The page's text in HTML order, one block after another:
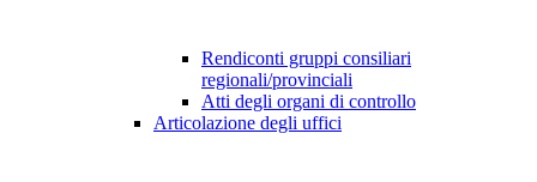
Rendiconti gruppi consiliari
regionali/provinciali
Atti degli organi di controllo
Articolazione degli uffici